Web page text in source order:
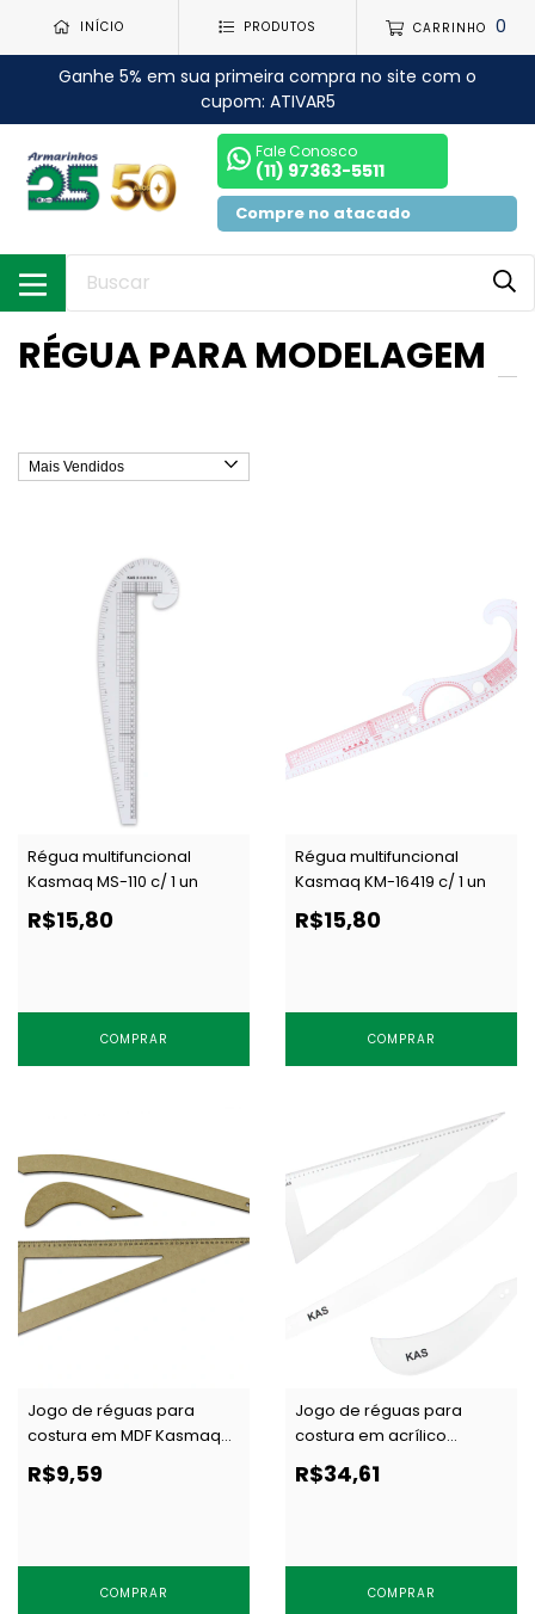
INÍCIO PRODUTOS CARRINHO 0
Ganhe 5% em sua primeira compra no site com o
cupom: ATIVAR5
Fale Conosco
(11) 97363-5511
Compre no atacado
RÉGUA PARA MODELAGEM
Régua multifuncional
Kasmaq MS-110 c/ 1 un
R$15,80
COMPRAR
Régua multifuncional
Kasmaq KM-16419 c/ 1 un
R$15,80
COMPRAR
Jogo de réguas para
costura em MDF Kasmaq
JC-3 c/ 1 un
R$9,59
COMPRAR
Jogo de réguas para
costura em acrílico
Kasmaq cristal-3 c/ 1 un
R$34,61
COMPRAR